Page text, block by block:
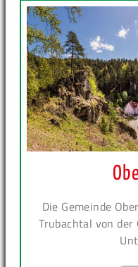
Die Gemeinde
Trubachtal von der